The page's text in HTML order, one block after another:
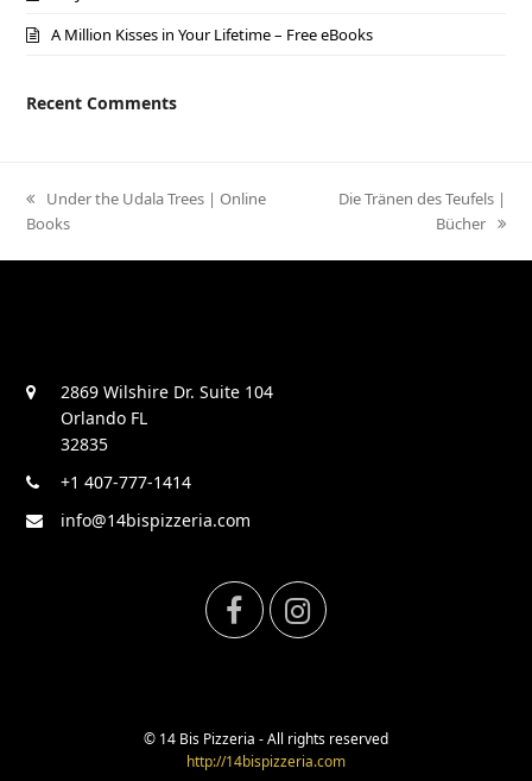
A Million Kisses in Your Lifetime – Free eBooks
Recent Comments
previous
post:
Under the Udala Trees | Online
Books
next
Die Tränen des Teufels |
Bücher
2869 Wilshire Dr. Suite 104
Orlando FL
32835
+1 407-777-1414
info@14bispizzeria.com
F
© 14 Bis Pizzeria - All rights reserved
http://14bispizzeria.com